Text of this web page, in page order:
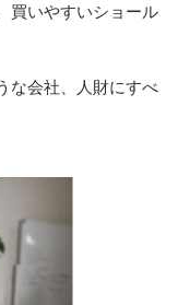
買いやすいショール
な会社、人財にすべ